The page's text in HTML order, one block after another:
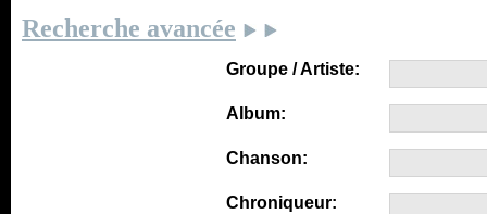
Recherche avancée
Groupe / Artiste:
Album:
Chanson:
Chroniqueur: